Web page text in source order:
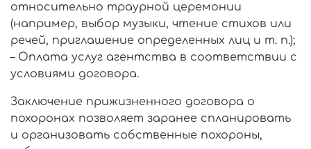
относительно траурной церемонии
(например, выбор музыки, чтение стихов или
речей, приглашение определенных лиц и т. п.);
– Оплата услуг агентства в соответствии с
условиями договора.
Заключение прижизненного договора о
похоронах позволяет заранее спланировать
и организовать собственные похороны,